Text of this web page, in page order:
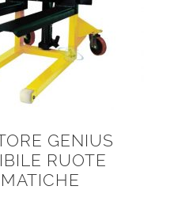
GENIUS
RUOTE